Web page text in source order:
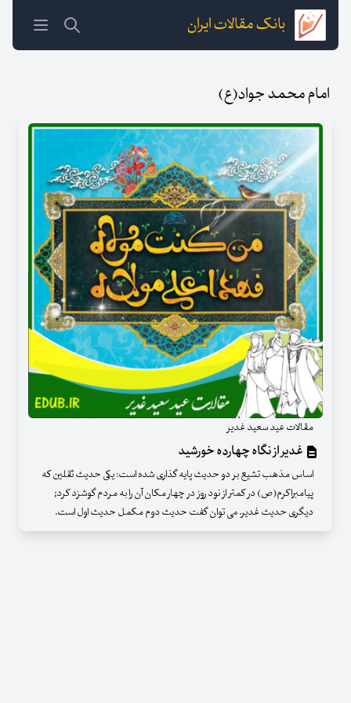
بانک مقالات ایران
امام محمد جواد(ع)
مقالات عید سعید غدیر
غدیر از نگاه چهارده خورشید
اساس مذهب تشیع بر دو حدیث پایه گذاری شده است: یکی حدیث ثقلین که
پیامبراکرم(ص) در کمتر از نود روز در چهار مکان آن را به مردم گوشزد کرد;
دیگری حدیث غدیر. می توان گفت حدیث دوم مکمل حدیث اول است.